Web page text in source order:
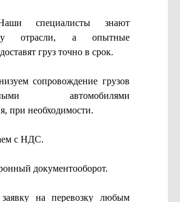
специалисты знают
отрасли, а опытные
груз точно в срок.
сопровождение грузов
автомобилями
при необходимости.
с НДС.
документооборот.
заявку на перевозку любым